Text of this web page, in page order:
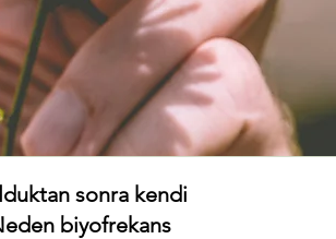
sonra kendi
biyofrekans